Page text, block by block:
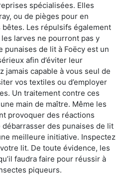
spécialisées. Elles
ou de pièges pour en
Les répulsifs également
larves ne pourront pas y
punaises de lit à Foëcy est un
afin d’éviter leur
jamais capable à vous seul de
vos textiles ou d’employer
Un traitement contre ces
main de maître. Même les
provoquer des réactions
des punaises de lit
meilleure initiative. Inspectez
lit. De toute évidence, les
faudra faire pour réussir à
piqueurs.